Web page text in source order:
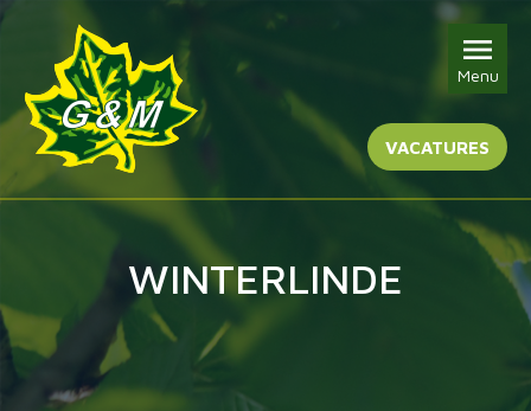
Menu
VACATURES
WINTERLINDE